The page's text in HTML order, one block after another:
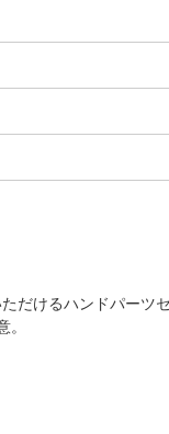
だけるハンドパーツセ